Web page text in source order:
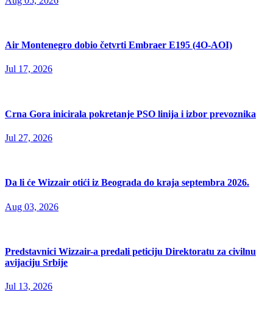
Air Montenegro dobio četvrti Embraer E195 (4O-AOI)
Jul 17, 2026
Crna Gora inicirala pokretanje PSO linija i izbor prevoznika
Jul 27, 2026
Da li će Wizzair otići iz Beograda do kraja septembra 2026.
Aug 03, 2026
Predstavnici Wizzair-a predali peticiju Direktoratu za civilnu
avijaciju Srbije
Jul 13, 2026